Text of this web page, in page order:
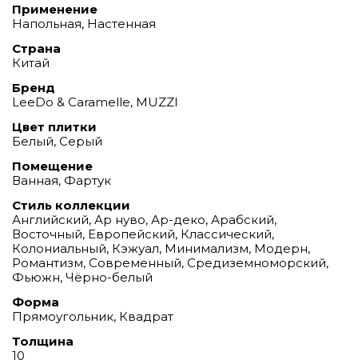
Применение
Напольная, Настенная
Страна
Китай
Бренд
LeeDo & Caramelle, MUZZI
Цвет плитки
Белый, Серый
Помещение
Ванная, Фартук
Стиль коллекции
Английский, Ар нуво, Ар-деко, Арабский,
Восточный, Европейский, Классический,
Колониальный, Кэжуал, Минимализм, Модерн,
Романтизм, Современный, Средиземноморский,
Фьюжн, Чёрно-белый
Форма
Прямоугольник, Квадрат
Толщина
10